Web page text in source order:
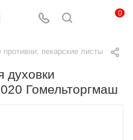
0
пекарские листы
духовки
Гомельторгмаш